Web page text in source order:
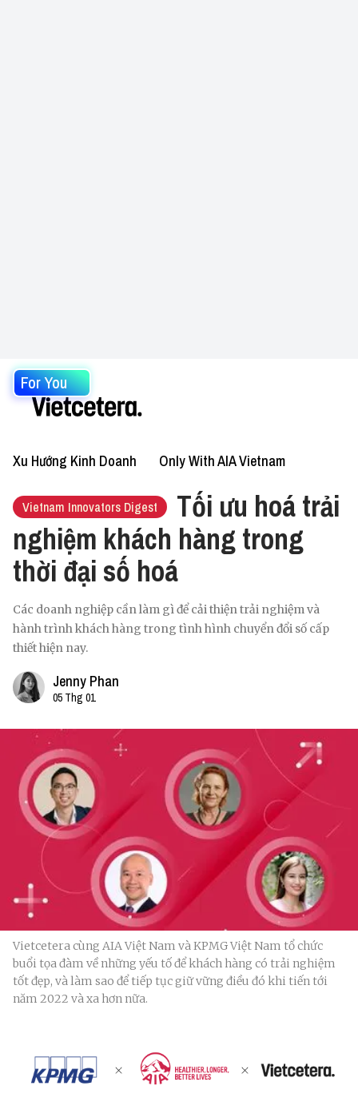
For You
Xu Hướng Kinh Doanh Only With AIA Vietnam
Vietnam Innovators Digest
Tối ưu hoá trải
nghiệm khách hàng trong
thời đại số hoá
Các doanh nghiệp cần làm gì để cải thiện trải nghiệm và
hành trình khách hàng trong tình hình chuyển đổi số cấp
thiết hiện nay.
Jenny Phan
05 Thg 01
Vietcetera cùng AIA Việt Nam và KPMG Việt Nam tổ chức
buổi tọa đàm về những yếu tố để khách hàng có trải nghiệm
tốt đẹp, và làm sao để tiếp tục giữ vững điều đó khi tiến tới
năm 2022 và xa hơn nữa.